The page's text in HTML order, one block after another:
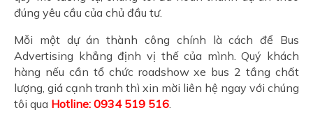
đúng yêu cầu của chủ đầu tư.
Mỗi một dự án thành công chính là cách để Bus
Advertising khẳng định vị thế của mình. Quý khách
hàng nếu cần tổ chức roadshow xe bus 2 tầng chất
lượng, giá cạnh tranh thì xin mời liên hệ ngay với chúng
tôi qua Hotline: 0934 519 516.